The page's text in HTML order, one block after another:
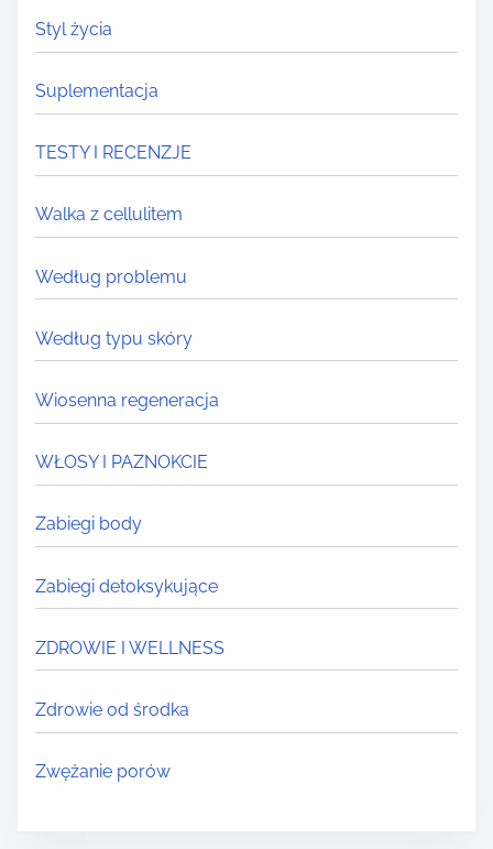
Styl życia
Suplementacja
TESTY I RECENZJE
Walka z cellulitem
Według problemu
Według typu skóry
Wiosenna regeneracja
WŁOSY I PAZNOKCIE
Zabiegi body
Zabiegi detoksykujące
ZDROWIE I WELLNESS
Zdrowie od środka
Zwężanie porów